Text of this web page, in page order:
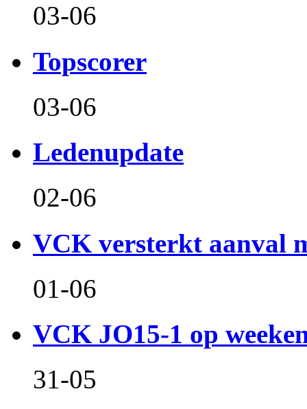
03-06
Topscorer
03-06
Ledenupdate
02-06
VCK versterkt aanval
01-06
VCK JO15-1 op
31-05